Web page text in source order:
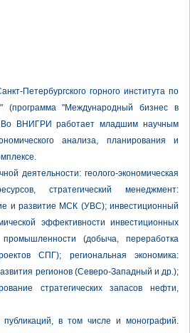
Петербургского горного института по
(программа "Международный бизнес в
Во ВНИГРИ работает младшим научным
анализа, планирования и
деятельности: геолого-экономическая
стратегический менеджмент:
и развитие МСК (УВС); инвестиционный
эффективности инвестиционных
(добыча, переработка
СПГ); региональная экономика:
регионов (Северо-Западный и др.);
стратегических запасов нефти,
в том числе и монографий.